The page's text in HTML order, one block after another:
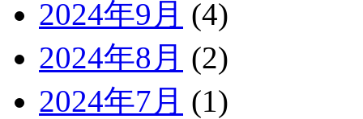
2024年9月 (4)
2024年8月 (2)
2024年7月 (1)